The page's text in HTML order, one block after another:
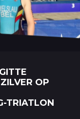
OP
TRIATLON